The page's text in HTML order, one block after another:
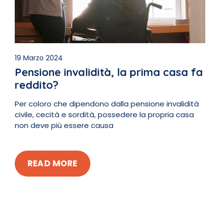
19 Marzo 2024
Pensione invalidità, la prima casa fa
reddito?
Per coloro che dipendono dalla pensione invalidità
civile, cecità e sordità, possedere la propria casa
non deve più essere causa
READ MORE